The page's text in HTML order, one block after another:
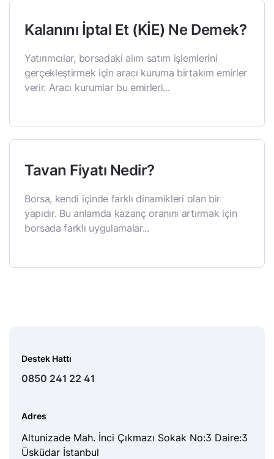
Kalanını İptal Et (KİE) Ne Demek?
Yatırımcılar, borsadaki alım satım işlemlerini
gerçekleştirmek için aracı kuruma birtakım emirler
verir. Aracı kurumlar bu emirleri...
Tavan Fiyatı Nedir?
Borsa, kendi içinde farklı dinamikleri olan bir
yapıdır. Bu anlamda kazanç oranını artırmak için
borsada farklı uygulamalar...
Destek Hattı
0850 241 22 41
Adres
Altunizade Mah. İnci Çıkmazı Sokak No:3 Daire:3
Üsküdar İstanbul